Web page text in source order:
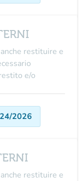
restituire e
e/o
2026
restituire e